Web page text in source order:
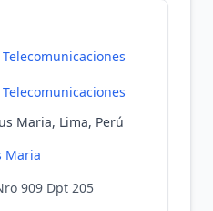
Telecomunicaciones
Telecomunicaciones
Maria, Lima, Perú
Maria
909 Dpt 205